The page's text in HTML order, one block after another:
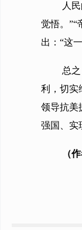
人
觉悟。”“
出：“这
总
利，切实
领导抗美
强国、实
（